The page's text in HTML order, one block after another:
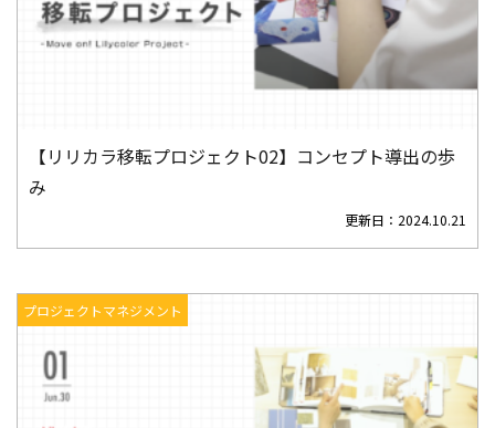
【リリカラ移転プロジェクト02】コンセプト導出の歩
み
更新日： 2024.10.21
プロジェクトマネジメント